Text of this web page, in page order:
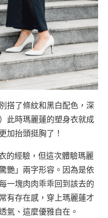
搭了條紋和黑白配色，深
此時瑪麗蓮的塑身衣就成
加抬頭挺胸了！
的經驗，但這次體驗瑪麗
艷」兩字形容。因為是依
一塊肉肉乖乖回到該去的
有存在感，穿上瑪麗蓮才
氣、這麼優雅自在。